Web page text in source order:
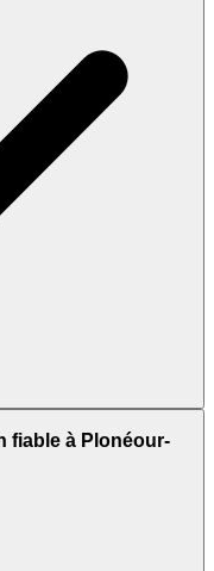
fiable à Plonéour-